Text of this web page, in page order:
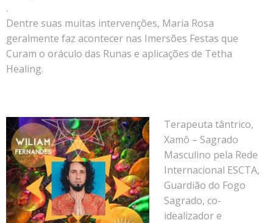
.
Dentre suas muitas intervenções, Maria Rosa
geralmente faz acontecer nas Imersões Festas que
Curam o oráculo das Runas e aplicações de Tetha
Healing.
Terapeuta tântrico,
Xamô – Sagrado
Masculino pela Rede
Internacional ESCTA,
Guardião do Fogo
Sagrado, co-
idealizador e